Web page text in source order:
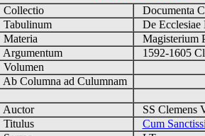
Collectio
Documenta
Tabulinum
De
Materia
Magisterium
Argumentum
1592-1605
Volumen
Ab Columna ad Culumnam
Auctor
SS Clemens
Titulus
Cum